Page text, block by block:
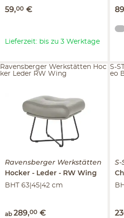
59,00 €
Lieferzeit: bis zu 3 Werktage
89
Ravensberger Werkstätten
Hocker Leder
RW Wing
BHT 63|45|42 cm
ab 289,00 €
Ravensberger Werkstätten Hoc
ker Leder RW Wing
S-
S-
eo